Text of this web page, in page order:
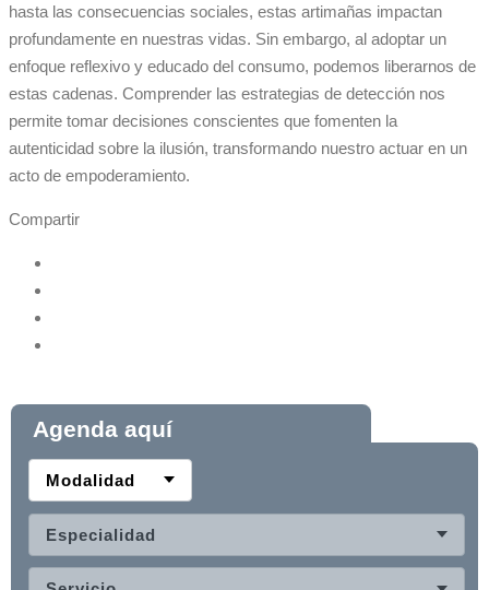
hasta las consecuencias sociales, estas artimañas impactan
profundamente en nuestras vidas. Sin embargo, al adoptar un
enfoque reflexivo y educado del consumo, podemos liberarnos de
estas cadenas. Comprender las estrategias de detección nos
permite tomar decisiones conscientes que fomenten la
autenticidad sobre la ilusión, transformando nuestro actuar en un
acto de empoderamiento.
Compartir
Agenda aquí
Modalidad
Especialidad